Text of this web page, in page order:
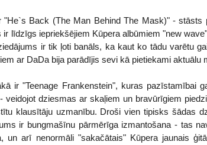
Back (The Man Behind The Mask)" - stāsts
līdzīgs iepriekšējiem Kūpera albūmiem "new
ir tik ļoti banāls, ka kaut ko tādu varētu
ar DaDa bija parādījis sevi kā pietiekami aktuālu
ir "Teenage Frankenstein", kuras pazīstamībai
dziesmas ar skaļiem un bravūrīgiem
klausītāju uzmanību. Droši vien tipisks šādas
ir bungmašīnu pārmērīga izmantošana - tas
un arī nenormāli "sakačātais" Kūpera jaunais